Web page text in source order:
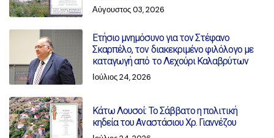
Αύγουστος 03, 2026
Ετήσιο μνημόσυνο για τον Στέφανο
Σκαρπέλο, τον διακεκριμένο φιλόλογο με
καταγωγή από το Λεχούρι Καλαβρύτων
Ιούλιος 24, 2026
Κάτω Λουσοί: Το Σάββατο η πολιτική
κηδεία του Αναστάσιου Χρ. Γιαννέζου